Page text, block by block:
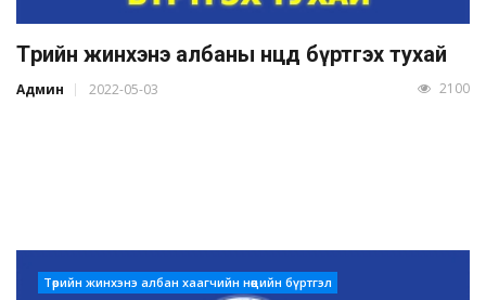
Төрийн жинхэнэ албаны нөөцөд бүртгэх тухай
Админ 2022-05-03 2100
Төрийн жинхэнэ албан хаагчийн нөөцийн бүртгэл